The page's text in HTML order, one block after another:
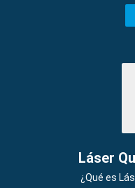
Láser
¿Qué es